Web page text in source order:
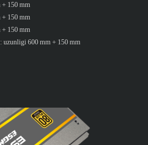
150 mm
150 mm
150 mm
uzunligi 600 mm + 150 mm